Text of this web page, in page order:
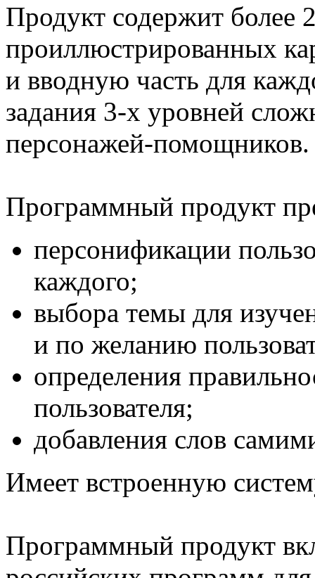
Продукт содержит более
проиллюстрированных
и вводную часть для
задания 3-х уровней
персонажей-помощников.
Программный продукт
персонификации
каждого;
выбора темы для
и по желанию
определения
пользователя;
добавления слов
Имеет встроенную
Программный продукт